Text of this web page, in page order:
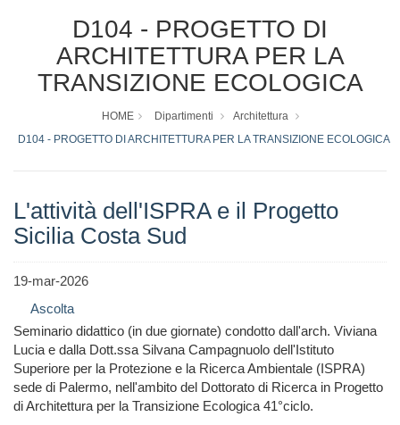
D104 - PROGETTO DI
ARCHITETTURA PER LA
TRANSIZIONE ECOLOGICA
HOME Dipartimenti
Architettura
D104 - PROGETTO DI ARCHITETTURA PER LA TRANSIZIONE ECOLOGICA
L'attività dell'ISPRA e il Progetto
Sicilia Costa Sud
19-mar-2026
Ascolta
Seminario didattico (in due giornate) condotto dall'arch. Viviana
Lucia e dalla Dott.ssa Silvana Campagnuolo dell'Istituto
Superiore per la Protezione e la Ricerca Ambientale (ISPRA)
sede di Palermo, nell'ambito del Dottorato di Ricerca in Progetto
di Architettura per la Transizione Ecologica 41°ciclo.